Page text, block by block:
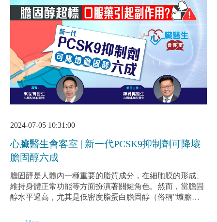
2024-07-05 10:31:00
心臟醫生會客室 | 新一代PCSK9抑制劑可降壞
膽固醇六成
膽固醇是人體內一種重要的脂質成分，在細胞膜的形成、
維持身體正常功能等方面扮演著關鍵角色。然而，當膽固
醇水平過高，尤其是低密度脂蛋白膽固醇（俗稱"壞膽固